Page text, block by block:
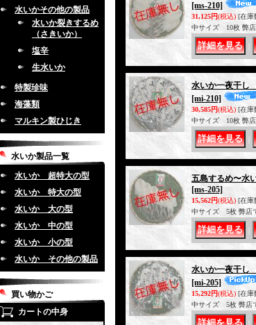
水いかその他の製品
水いか裂きするめ
（さきいか）
塩辛
生水いか
特製珍味
海藻類
マルキン製ひじき
水いか製品一覧
水いか 超特大の型
水いか 特大の型
水いか 大の型
水いか 中の型
水いか 小の型
水いか その他の製品
買い物かご
カートの中身
[ms-210]
31,125円(税込) [在庫
中サイズ 10枚 弊店
水いか一夜干
[mi-210]
30,585円(税込) [在庫
中サイズ 10枚 弊店
五島するめ〜
[ms-205]
15,562円(税込) [在庫
中サイズ 5枚 弊店
水いか一夜干
[mi-205]
15,292円(税込) [在庫
中サイズ 5枚 弊店